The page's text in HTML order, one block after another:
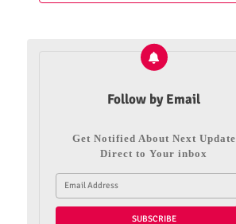
Follow by Email
Get Notified About Next Update
Direct to Your inbox